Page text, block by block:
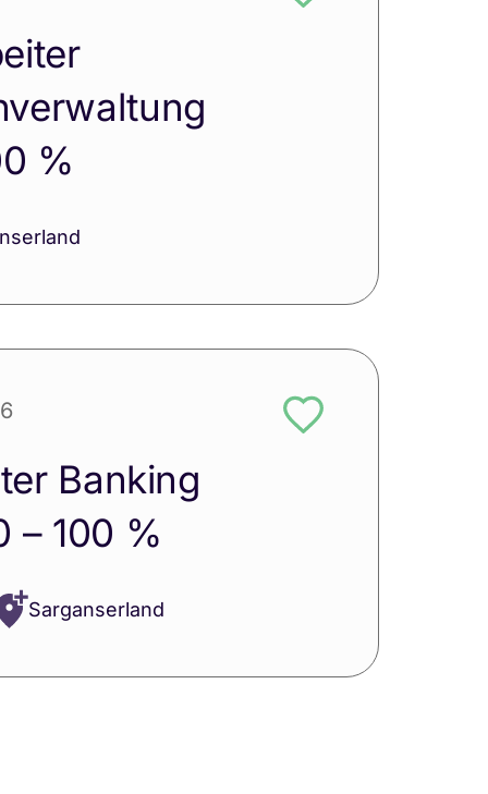
%
Banking
– 100 %
Sarganserland